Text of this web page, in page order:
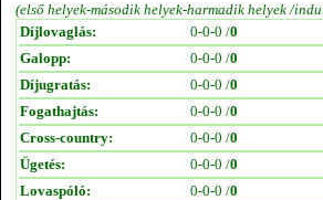
(első helyek-második helyek-harmadik helyek /
Díjlovaglás:
0-0-0 /0
Galopp:
0-0-0 /0
Díjugratás:
0-0-0 /0
Fogathajtás:
0-0-0 /0
Cross-country:
0-0-0 /0
Ügetés:
0-0-0 /0
Lovaspóló:
0-0-0 /0